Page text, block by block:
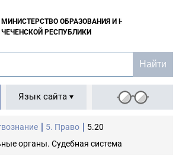
МИНИСТЕРСТВО ОБРАЗОВАНИЯ И НАУКИ
ЧЕЧЕНСКОЙ РЕСПУБЛИКИ
Язык сайта
5. Право
5.20
органы. Судебная система